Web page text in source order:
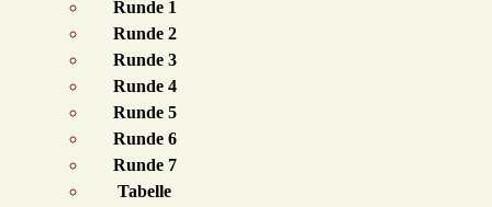
Runde 1
Runde 2
Runde 3
Runde 4
Runde 5
Runde 6
Runde 7
Tabelle